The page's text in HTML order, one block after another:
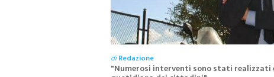
diRedazione